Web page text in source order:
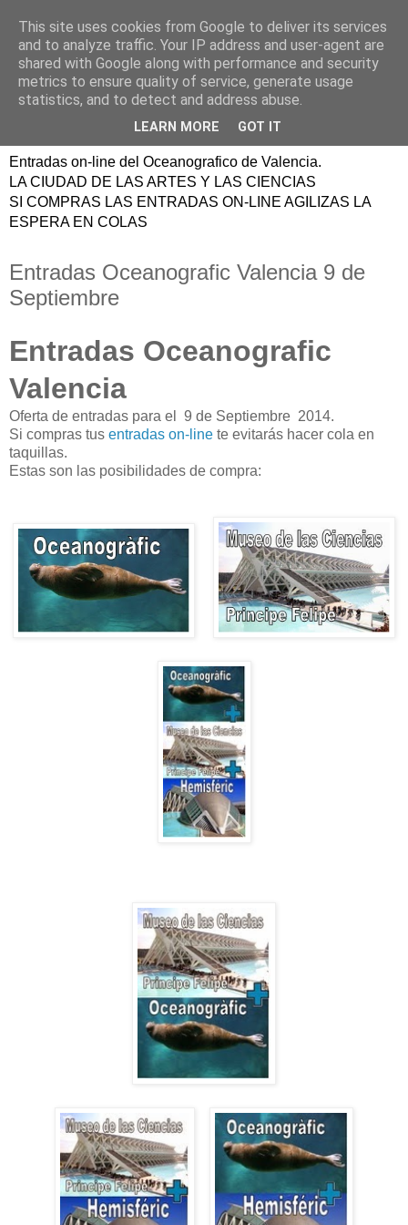
ENTRADAS
OCEANOGRAFIC
VALENCIA
Entradas on-line del Oceanografico de Valencia.
LA CIUDAD DE LAS ARTES Y LAS CIENCIAS
SI COMPRAS LAS ENTRADAS ON-LINE AGILIZAS LA
ESPERA EN COLAS
Entradas Oceanografic Valencia 9 de
Septiembre
Entradas Oceanografic
Valencia
Oferta de entradas para el 9 de Septiembre 2014.
Si compras tus entradas on-line te evitarás hacer cola en
taquillas.
Estas son las posibilidades de compra:
This site uses cookies from Google to deliver its services
and to analyze traffic. Your IP address and user-agent are
shared with Google along with performance and security
metrics to ensure quality of service, generate usage
statistics, and to detect and address abuse.
LEARN MORE GOT IT